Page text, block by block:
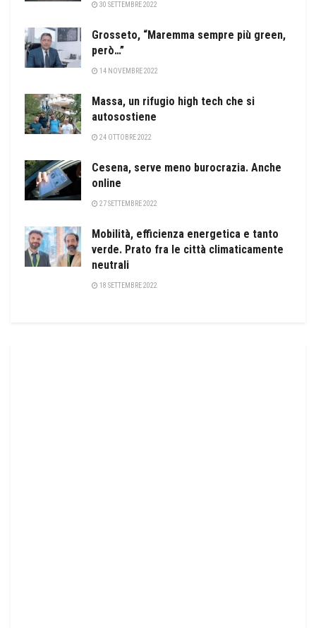
30 SETTEMBRE 2022
Grosseto, “Maremma sempre più green,
però…”
14 NOVEMBRE 2022
Massa, un rifugio high tech che si
autosostiene
24 OTTOBRE 2022
Cesena, serve meno burocrazia. Anche
online
27 SETTEMBRE 2022
Mobilità, efficienza energetica e tanto
verde. Prato fra le città climaticamente
neutrali
18 SETTEMBRE 2022